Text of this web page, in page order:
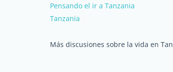
Pensando el ir a Tanzania
Tanzania
Más discusiones sobre la vida en